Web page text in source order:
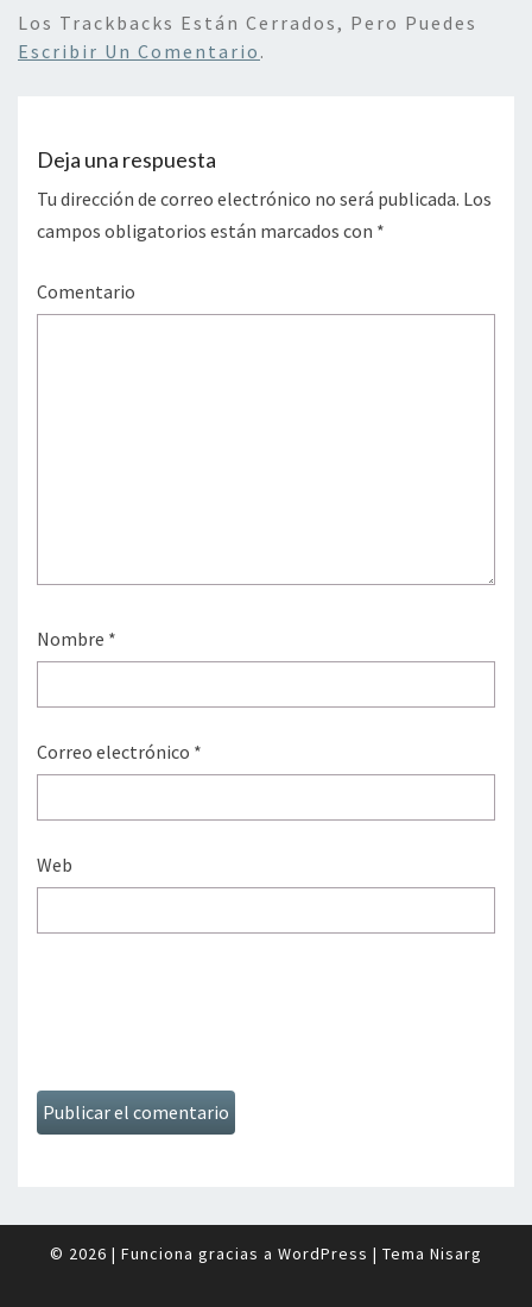
Los Trackbacks Están Cerrados, Pero Puedes
Escribir Un Comentario .
Deja una respuesta
Tu dirección de correo electrónico no será publicada. Los
campos obligatorios están marcados con *
Comentario
Nombre *
Correo electrónico *
Web
© 2026 | Funciona gracias a WordPress | Tema Nisarg